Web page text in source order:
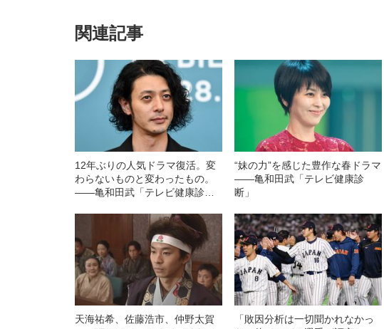
関連記事
12年ぶりの人気ドラマ復活。変
わらないものと変わったもの。
――亀和田武「テレビ健康診
“妹の力”を感じた豊作な春ドラマ
――亀和田武「テレビ健康診
断」
天海祐希、佐藤浩市、仲野太賀
「敗因分析は一切聞かれなかっ